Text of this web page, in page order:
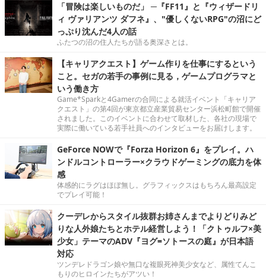
「冒険は楽しいものだ」 ─『FF11』と『ウィザードリ
ィ ヴァリアンツ ダフネ』、"優しくないRPG"の沼にど
っぷり沈んだ4人の話
ふたつの沼の住人たちが語る奥深さとは。
【キャリアクエスト】ゲーム作りを仕事にするという
こと。セガの若手の事例に見る，ゲームプログラマと
いう働き方
Game*Sparkと4Gamerの合同による就活イベント「キャリア
クエスト」の第4回が東京都立産業貿易センター浜松町館で開催
されました。このイベントに合わせて取材した、各社の現場で
実際に働いている若手社員へのインタビューをお届けします。
GeForce NOWで『Forza Horizon 6』をプレイ。ハ
ンドルコントローラー×クラウドゲーミングの底力を体
感
体感的にラグはほぼ無し。グラフィックスはもちろん最高設定
でプレイ可能！
クーデレからスタイル抜群お姉さんまでよりどりみど
りな人外娘たちとホテル経営しよう！「クトゥルフ×美
少女」テーマのADV『ヨグ=ソトースの庭』が日本語
対応
ツンデレドラゴン娘や無口な複眼死神美少女など、属性てんこ
もりのヒロインたちがアツい！